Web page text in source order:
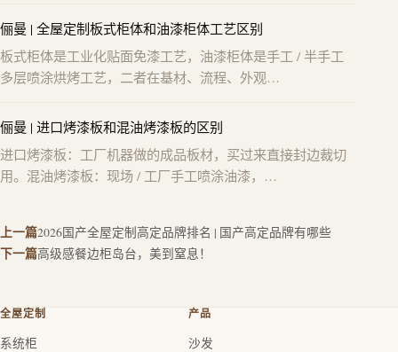
俪曼 | 全屋定制板式柜体和油漆柜体工艺区别
板式柜体是工业化贴面免漆工艺，油漆柜体是手工 / 半手工
多层喷涂烘烤工艺，二者在基材、流程、外观…
俪曼 | 进口烤漆板和混油烤漆板的区别
进口烤漆板：工厂机器做的成品板材，买过来直接封边裁切
用。混油烤漆板：现场 / 工厂手工喷涂油漆，…
上一篇2026国产全屋定制高定品牌排名 | 国产高定品牌有哪些
下一篇高级感餐边柜岛台，美到窒息！
全屋定制
系统柜
产品
沙发